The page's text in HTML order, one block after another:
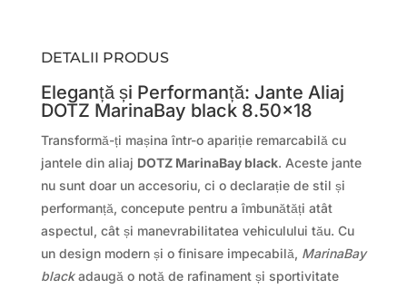
DETALII PRODUS
Eleganță și Performanță: Jante Aliaj
DOTZ MarinaBay black 8.50×18
Transformă-ți mașina într-o apariție remarcabilă cu
jantele din aliaj DOTZ MarinaBay black. Aceste jante
nu sunt doar un accesoriu, ci o declarație de stil și
performanță, concepute pentru a îmbunătăți atât
aspectul, cât și manevrabilitatea vehiculului tău. Cu
un design modern și o finisare impecabilă, MarinaBay
blackadaugă o notă de rafinament și sportivitate